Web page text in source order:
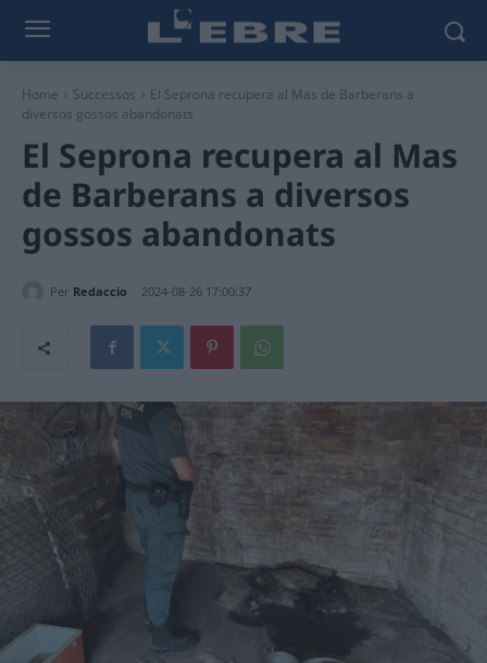
Home Successos
El Seprona recupera al Mas de Barberans a
diversos gossos abandonats
El Seprona recupera al Mas
de Barberans a diversos
gossos abandonats
Per Redaccio 2024-08-26 17:00:37